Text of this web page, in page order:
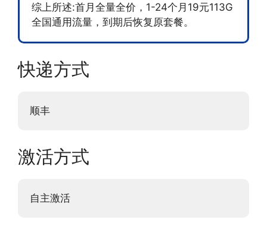
综上所述:首月全量全价，1-24个月19元113G
全国通用流量，到期后恢复原套餐。
快递方式
顺丰
激活方式
自主激活